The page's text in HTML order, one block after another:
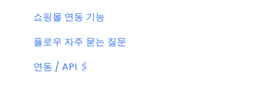
쇼핑몰 연동 기능
플로우 자주 묻는 질문
연동 / API 🖇️